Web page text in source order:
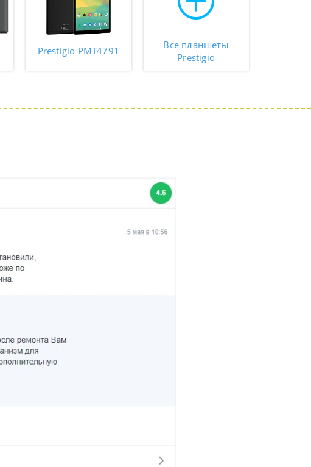
Prestigio PMT4791
Все планшеты
Prestigio